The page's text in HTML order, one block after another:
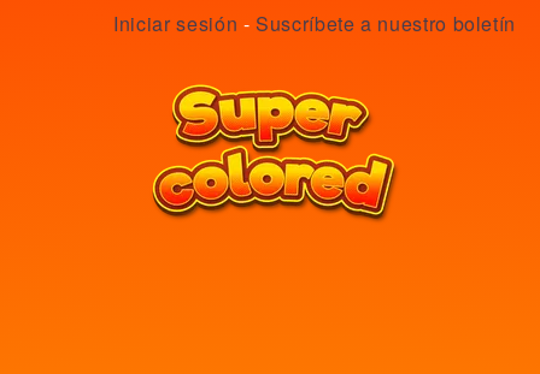
Iniciar sesión -Suscríbete a nuestro boletín